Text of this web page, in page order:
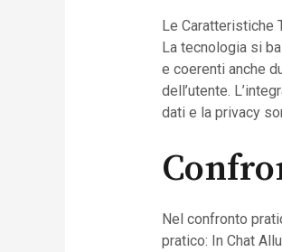
Le Caratteristiche
La tecnologia si
e coerenti anche
dell’utente.
dati e la privacy
Nel confronto
pratico: In Chat